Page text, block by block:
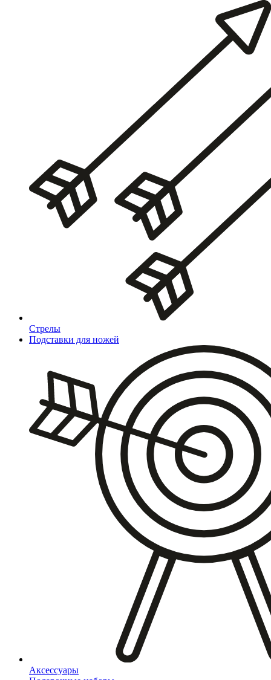
Стрелы
Подставки для ножей
Аксессуары